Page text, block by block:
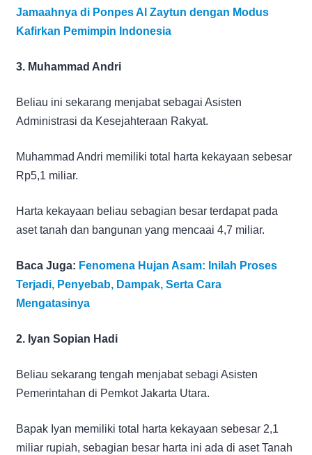
Jamaahnya di Ponpes Al Zaytun dengan Modus
Kafirkan Pemimpin Indonesia
3. Muhammad Andri
Beliau ini sekarang menjabat sebagai Asisten
Administrasi da Kesejahteraan Rakyat.
Muhammad Andri memiliki total harta kekayaan sebesar
Rp5,1 miliar.
Harta kekayaan beliau sebagian besar terdapat pada
aset tanah dan bangunan yang mencaai 4,7 miliar.
Baca Juga: Fenomena Hujan Asam: Inilah Proses
Terjadi, Penyebab, Dampak, Serta Cara
Mengatasinya
2. Iyan Sopian Hadi
Beliau sekarang tengah menjabat sebagi Asisten
Pemerintahan di Pemkot Jakarta Utara.
Bapak Iyan memiliki total harta kekayaan sebesar 2,1
miliar rupiah, sebagian besar harta ini ada di aset Tanah